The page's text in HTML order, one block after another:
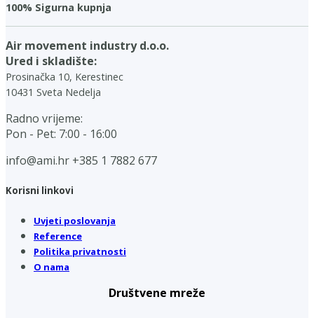
100% Sigurna kupnja
Air movement industry d.o.o.
Ured i skladište:
Prosinačka 10, Kerestinec
10431 Sveta Nedelja
Radno vrijeme:
Pon - Pet: 7:00 - 16:00
info@ami.hr +385 1 7882 677
Korisni linkovi
Uvjeti poslovanja
Reference
Politika privatnosti
O nama
Društvene mreže